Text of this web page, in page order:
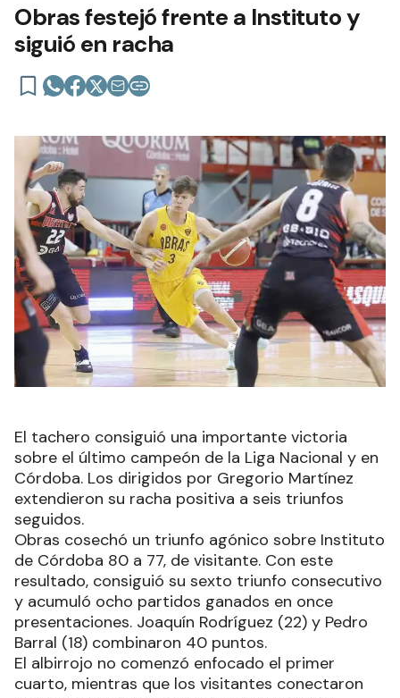
Obras festejó frente a Instituto y
siguió en racha
El tachero consiguió una importante victoria
sobre el último campeón de la Liga Nacional y en
Córdoba. Los dirigidos por Gregorio Martínez
extendieron su racha positiva a seis triunfos
seguidos.
Obras cosechó un triunfo agónico sobre Instituto
de Córdoba 80 a 77, de visitante. Con este
resultado, consiguió su sexto triunfo consecutivo
y acumuló ocho partidos ganados en once
presentaciones. Joaquín Rodríguez (22) y Pedro
Barral (18) combinaron 40 puntos.
El albirrojo no comenzó enfocado el primer
cuarto, mientras que los visitantes conectaron